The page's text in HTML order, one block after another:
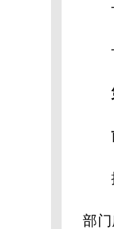
十
十
按
部